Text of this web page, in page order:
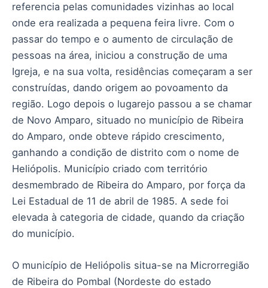
referencia pelas comunidades vizinhas ao local
onde era realizada a pequena feira livre. Com o
passar do tempo e o aumento de circulação de
pessoas na área, iniciou a construção de uma
Igreja, e na sua volta, residências começaram a ser
construídas, dando origem ao povoamento da
região. Logo depois o lugarejo passou a se chamar
de Novo Amparo, situado no município de Ribeira
do Amparo, onde obteve rápido crescimento,
ganhando a condição de distrito com o nome de
Heliópolis. Município criado com território
desmembrado de Ribeira do Amparo, por força da
Lei Estadual de 11 de abril de 1985. A sede foi
elevada à categoria de cidade, quando da criação
do município.
O município de Heliópolis situa-se na Microrregião
de Ribeira do Pombal (Nordeste do estado